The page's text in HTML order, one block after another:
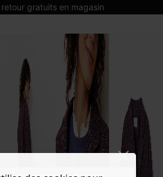
retour gratuits en magasin